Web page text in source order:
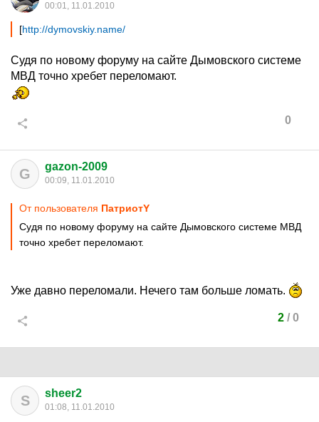
00:01, 11.01.2010
[http://dymovskiy.name/
Судя по новому форуму на сайте Дымовского системе
МВД точно хребет переломают.
0
G gazon-2009
00:09, 11.01.2010
От пользователя ПатриотY
Судя по новому форуму на сайте Дымовского системе МВД
точно хребет переломают.
Уже давно переломали. Нечего там больше ломать.
2/ 0
S sheer2
01:08, 11.01.2010